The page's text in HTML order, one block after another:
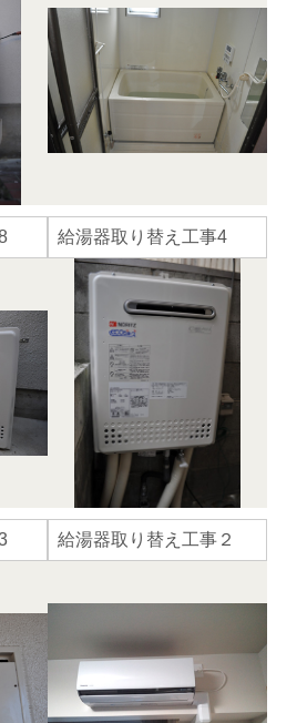
給湯器取り替え工事4
給湯器取り替え工事２